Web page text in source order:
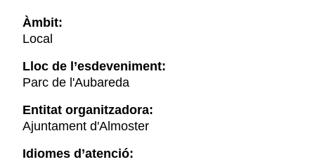
Àmbit:
Local
Lloc de l’esdeveniment:
Parc de l'Aubareda
Entitat organitzadora:
Ajuntament d'Almoster
Idiomes d’atenció: